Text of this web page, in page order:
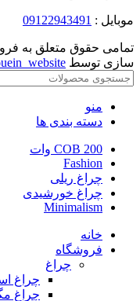
موبایل : 09122943491
تمامی حقوق متعلق به
سازی توسط
منو
دسته بندی ها
COB 200 وات
Fashion
چراغ ریلی
چراغ خورشیدی
Minimalism
خانه
فروشگاه
چراغ
چراغ
چراغ